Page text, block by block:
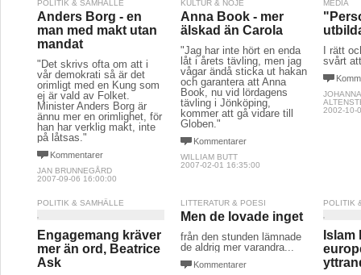
POLITIK & SAMHÄLLE
Anders Borg - en
man med makt utan
mandat
"Det skrivs ofta om att i
vår demokrati så är det
orimligt med en Kung som
ej är vald av Folket.
Minister Anders Borg är
ännu mer en orimlighet, för
han har verklig makt, inte
på låtsas."
Kommentarer
JAN BRUNNEGÅRD
2007-09-06 16:00:00
KULTUR & NÖJE
Anna Book - mer
älskad än Carola
"Jag har inte hört en enda
låt i årets tävling, men jag
vågar ändå sticka ut hakan
och garantera att Anna
Book, nu vid lördagens
tävling i Jönköping,
kommer att gå vidare till
Globen."
Kommentarer
WILLIAM BUTT
2007-02-01 16:35:00
MEDIA
I rätt
svårt
2002-10-
POLITIK & SAMHÄLLE
Engagemang kräver
mer än ord, Beatrice
Ask
LITTERATUR & POESI
Men de lovade inget
från den stunden lämnade
de aldrig mer varandra...
Kommentarer
POLITIK
Islam